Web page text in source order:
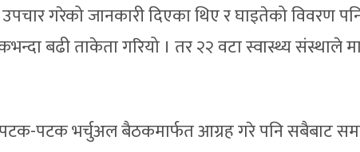
गरेको जानकारी दिएका थिए र घाइतेको विवरण
बढी ताकेता गरियो । तर २२ वटा स्वास्थ्य संस्थाले
पटक-पटक भर्चुअल बैठकमार्फत आग्रह गरे पनि सबैबाट